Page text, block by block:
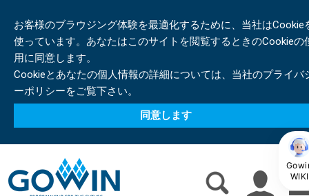
お客様のブラウジング体験を最適化するために、当社はCookie
使っています。あなたはこのサイトを閲覧するときのCookieの
用に同意します。
Cookieとあなたの個人情報の詳細については、当社のプライバ
ーポリシーをご覧下さい。
同意します
WIKI